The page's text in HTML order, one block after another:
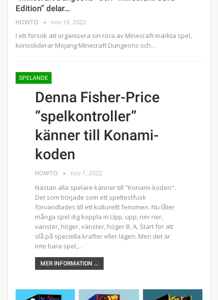
Edition” delar…
HOWTO nov 16, 2022
I ett försök att organisera sin röra av Minecraft-märkta spel,
konsoliderar Mojang Minecraft Dungeons och…
SPELANDE
Denna Fisher-Price
”spelkontroller”
känner till Konami-
koden
HOWTO nov 7, 2022
Nästan alla spelare känner till "Konami-koden".
Det som började som ett speltestfusk
förvandlades till ett kulturellt fenomen. Nu låter
många spel dig koppla in Upp, upp, ner ner,
vänster, höger, vänster, höger B, A, Start för att
slå på speciella krafter eller lägen. Men det är
inte bara spel,…
MER INFORMATION ...